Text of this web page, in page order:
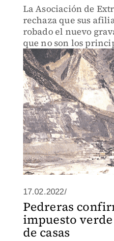
La Asociación de
rechaza que sus
robado el nuevo
que no son los
la contaminación
17.02.2022/
Pedreras
impuesto
de casas